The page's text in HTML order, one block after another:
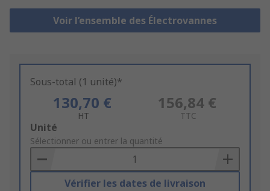
Voir l’ensemble des Électrovannes
Sous-total (1 unité)*
130,70 €
HT
156,84 €
TTC
Add
to
Basket
Unité
Sélectionner ou entrer la quantité
Vérifier les dates de livraison